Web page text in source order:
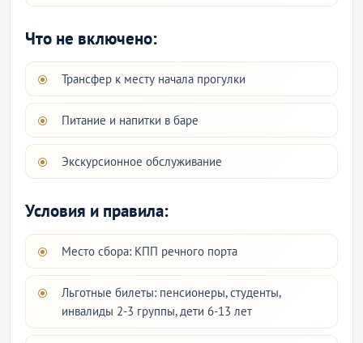
Что не включено:
Трансфер к месту начала прогулки
Питание и напитки в баре
Экскурсионное обслуживание
Условия и правила:
Место сбора: КПП речного порта
Льготные билеты: пенсионеры, студенты,
инвалиды 2-3 группы, дети 6-13 лет